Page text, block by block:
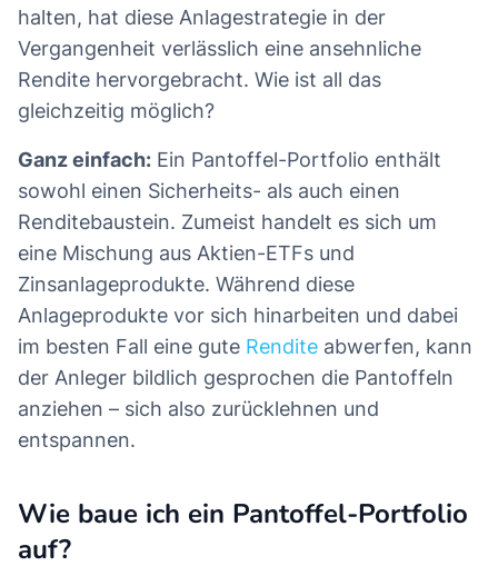
halten, hat diese Anlagestrategie in der
Vergangenheit verlässlich eine ansehnliche
Rendite hervorgebracht. Wie ist all das
gleichzeitig möglich?
Ganz einfach: Ein Pantoffel-Portfolio enthält
sowohl einen Sicherheits- als auch einen
Renditebaustein. Zumeist handelt es sich um
eine Mischung aus Aktien-ETFs und
Zinsanlageprodukte. Während diese
Anlageprodukte vor sich hinarbeiten und dabei
im besten Fall eine gute Rendite abwerfen, kann
der Anleger bildlich gesprochen die Pantoffeln
anziehen – sich also zurücklehnen und
entspannen.
Wie baue ich ein Pantoffel-Portfolio
auf?